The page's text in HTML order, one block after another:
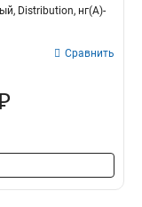
Distribution, нг(А)-
Сравнить